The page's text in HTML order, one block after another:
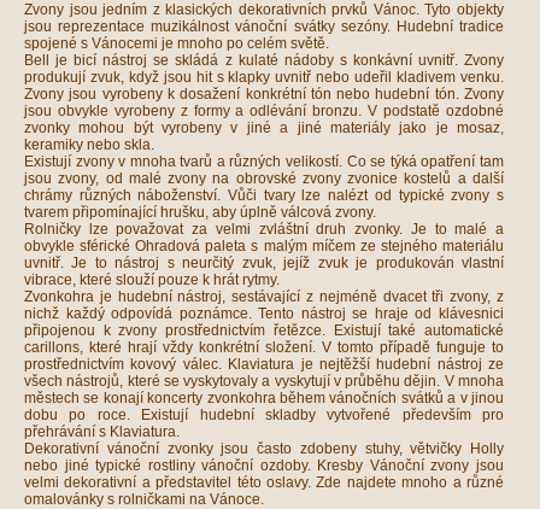
Zvony jsou jedním z klasických dekorativních prvků Vánoc. Tyto objekty
jsou reprezentace muzikálnost vánoční svátky sezóny. Hudební tradice
spojené s Vánocemi je mnoho po celém světě.
Bell je bicí nástroj se skládá z kulaté nádoby s konkávní uvnitř. Zvony
produkují zvuk, když jsou hit s klapky uvnitř nebo udeřil kladivem venku.
Zvony jsou vyrobeny k dosažení konkrétní tón nebo hudební tón. Zvony
jsou obvykle vyrobeny z formy a odlévání bronzu. V podstatě ozdobné
zvonky mohou být vyrobeny v jiné a jiné materiály jako je mosaz,
keramiky nebo skla.
Existují zvony v mnoha tvarů a různých velikostí. Co se týká opatření tam
jsou zvony, od malé zvony na obrovské zvony zvonice kostelů a další
chrámy různých náboženství. Vůči tvary lze nalézt od typické zvony s
tvarem připomínající hrušku, aby úplně válcová zvony.
Rolničky lze považovat za velmi zvláštní druh zvonky. Je to malé a
obvykle sférické Ohradová paleta s malým míčem ze stejného materiálu
uvnitř. Je to nástroj s neurčitý zvuk, jejíž zvuk je produkován vlastní
vibrace, které slouží pouze k hrát rytmy.
Zvonkohra je hudební nástroj, sestávající z nejméně dvacet tři zvony, z
nichž každý odpovídá poznámce. Tento nástroj se hraje od klávesnici
připojenou k zvony prostřednictvím řetězce. Existují také automatické
carillons, které hrají vždy konkrétní složení. V tomto případě funguje to
prostřednictvím kovový válec. Klaviatura je nejtěžší hudební nástroj ze
všech nástrojů, které se vyskytovaly a vyskytují v průběhu dějin. V mnoha
městech se konají koncerty zvonkohra během vánočních svátků a v jinou
dobu po roce. Existují hudební skladby vytvořené především pro
přehrávání s Klaviatura.
Dekorativní vánoční zvonky jsou často zdobeny stuhy, větvičky Holly
nebo jiné typické rostliny vánoční ozdoby. Kresby Vánoční zvony jsou
velmi dekorativní a představitel této oslavy. Zde najdete mnoho a různé
omalovánky s rolničkami na Vánoce.